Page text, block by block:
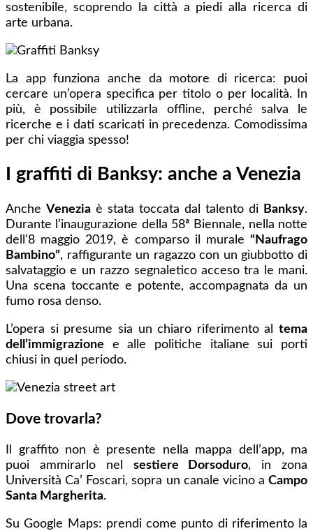
sostenibile, scoprendo la città a piedi alla ricerca di
arte urbana.
La app funziona anche da motore di ricerca: puoi
cercare un’opera specifica per titolo o per località. In
più, è possibile utilizzarla offline, perché salva le
ricerche e i dati scaricati in precedenza. Comodissima
per chi viaggia spesso!
I graffiti di Banksy: anche a Venezia
Anche Venezia è stata toccata dal talento di Banksy.
Durante l’inaugurazione della 58ª Biennale, nella notte
dell’8 maggio 2019, è comparso il murale “Naufrago
Bambino”, raffigurante un ragazzo con un giubbotto di
salvataggio e un razzo segnaletico acceso tra le mani.
Una scena toccante e potente, accompagnata da un
fumo rosa denso.
L’opera si presume sia un chiaro riferimento al tema
dell’immigrazione e alle politiche italiane sui porti
chiusi in quel periodo.
Dove trovarla?
Il graffito non è presente nella mappa dell’app, ma
puoi ammirarlo nel sestiere Dorsoduro, in zona
Università Ca’ Foscari, sopra un canale vicino a Campo
Santa Margherita.
Su Google Maps: prendi come punto di riferimento la